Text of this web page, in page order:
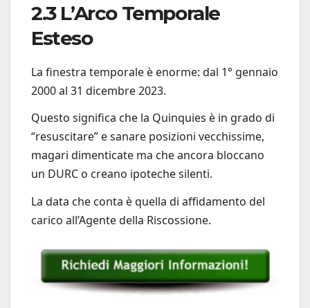
2.3 L’Arco Temporale
Esteso
La finestra temporale è enorme: dal 1° gennaio
2000 al 31 dicembre 2023.
Questo significa che la Quinquies è in grado di
“resuscitare” e sanare posizioni vecchissime,
magari dimenticate ma che ancora bloccano
un DURC o creano ipoteche silenti.
La data che conta è quella di affidamento del
carico all’Agente della Riscossione.